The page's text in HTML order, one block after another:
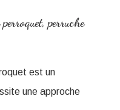
perruche
est un
une approche